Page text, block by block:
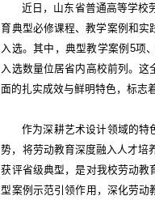
近日，山东省普通高等学校
育典型必修课程、教学案例和实
入选。其中，典型教学案例5项
入选数量位居省内高校前列。
面的扎实成效与鲜明特色，标志
作为深耕艺术设计领域的特
势，将劳动教育深度融入人才培
获评省级典型，是对我校劳动教
型案例示范引领作用，深化劳动